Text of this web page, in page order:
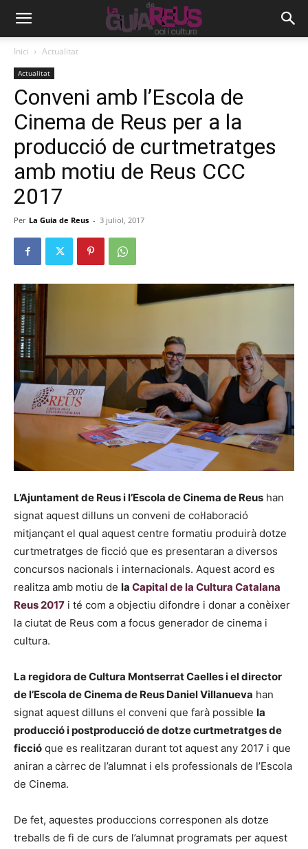
Inici Actualitat
Actualitat
Conveni amb l’Escola de
Cinema de Reus per a la
producció de curtmetratges
amb motiu de Reus CCC
2017
Per La Guia de Reus - 3 juliol, 2017
L’Ajuntament de Reus i l’Escola de Cinema de Reus han
signat aquest dilluns un conveni de col·laboració
mitjançant el qual aquest centre formatiu produirà dotze
curtmetratges de ficció que es presentaran a diversos
concursos nacionals i internacionals. Aquest acord es
realitza amb motiu de la Capital de la Cultura Catalana
Reus 2017 i té com a objectiu difondre i donar a conèixer
la ciutat de Reus com a focus generador de cinema i
cultura.
La regidora de Cultura Montserrat Caelles i el director
de l’Escola de Cinema de Reus Daniel Villanueva han
signat aquest dilluns el conveni que farà possible la
producció i postproducció de dotze curtmetratges de
ficció que es realitzaran durant tot aquest any 2017 i que
aniran a càrrec de l’alumnat i els professionals de l’Escola
de Cinema.
De fet, aquestes produccions corresponen als dotze
treballs de fi de curs de l’alumnat programats per aquest